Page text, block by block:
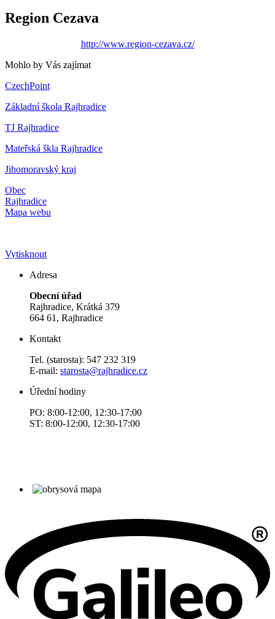
Region Cezava
http://www.region-cezava.cz/
Mohlo by Vás zajímat
CzechPoint
Základní škola Rajhradice
TJ Rajhradice
Mateřská škla Rajhradice
Jihomoravský kraj
Obec
Rajhradice
Mapa webu
Vytisknout
Adresa
Obecní úřad
Rajhradice, Krátká 379
664 61, Rajhradice
Kontakt
Tel. (starosta): 547 232 319
E-mail: starosta@rajhradice.cz
Úřední hodiny
PO: 8:00-12:00, 12:30-17:00
ST: 8:00-12:00, 12:30-17:00